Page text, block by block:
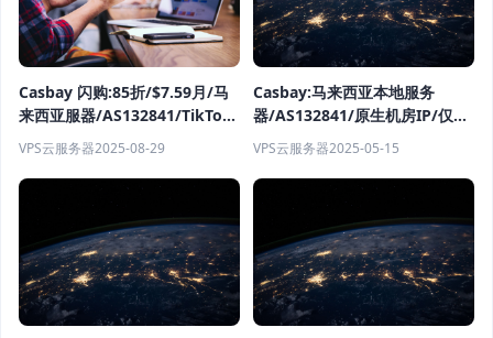
Casbay 闪购:85折/$7.59月/马
来西亚服器/AS132841/TikTok
支持/无限制访问 TikTok、解锁
GPT 和主要流媒体平台。
VPS云服务器2025-08-29
Casbay:马来西亚本地服务
器/AS132841/原生机房IP/仅需
VPS云服务器2025-05-15